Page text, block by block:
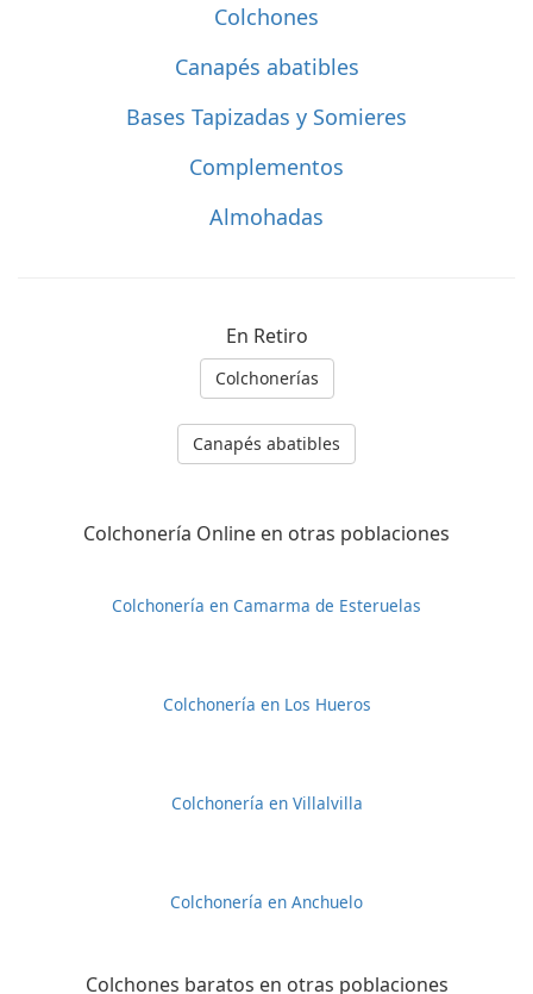
Colchones
Canapés abatibles
Bases Tapizadas y Somieres
Complementos
Almohadas
En Retiro
Colchonerías
Canapés abatibles
Colchonería Online en otras poblaciones
Colchonería en Camarma de Esteruelas
Colchonería en Los Hueros
Colchonería en Villalvilla
Colchonería en Anchuelo
Colchones baratos en otras poblaciones